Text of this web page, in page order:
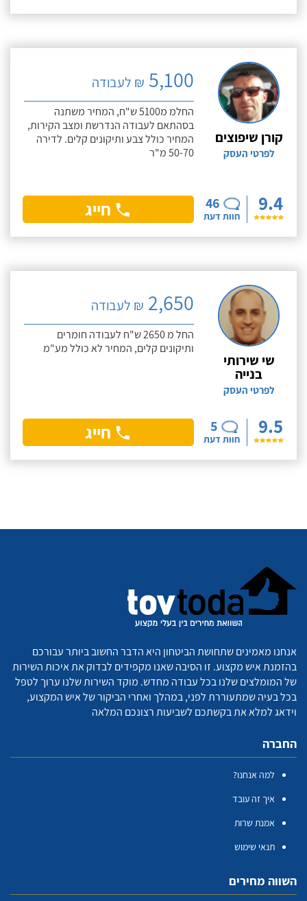
קורן שיפוצים
לפרטי העסק
9.4
46
חוות דעת
5,100 ₪ לעבודה
החלמ מ5100 ש"ח, המחיר משתנה
בסהתאם לעבודה הנדרשת ומצב הקירות,
המחיר כולל צבע ותיקונים קלים. לדירה
50-70 מ"ר
חייג
שי שירותי
בנייה
לפרטי העסק
9.5
5
חוות דעת
2,650 ₪ לעבודה
החל מ 2650 ש"ח לעבודה חומרים
ותיקונים קלים, המחיר לא כולל מע"מ
חייג
אנחנו מאמינים שתחושת הביטחון היא הדבר החשוב ביותר עבורכם
בהזמנת איש מקצוע. זו הסיבה שאנו מקפידים לבדוק את איכות השירות
של המומלצים שלנו בכל עבודה מחדש. מוקד השירות שלנו ערוך לטפל
בכל בעיה שמתעוררת לפני, במהלך ואחרי הביקור של איש המקצוע,
וידאג למלא את בקשתכם לשביעות רצונכם המלאה
החברה
למה אנחנו?
איך זה עובד
אמנת שרות
תנאי שימוש
השווה מחירים